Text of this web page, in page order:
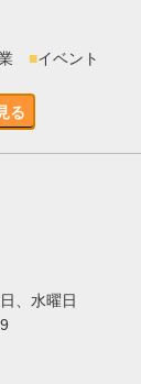
業 ■イベント
る
、水曜日